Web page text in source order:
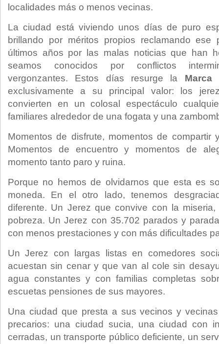
localidades más o menos vecinas.
La ciudad está viviendo unos días de puro
brillando por méritos propios reclamando ese
últimos años por las malas noticias que han
seamos conocidos por conflictos
vergonzantes. Estos días resurge la Marca
exclusivamente a su principal valor: los
convierten en un colosal espectáculo
familiares alrededor de una fogata y una
Momentos de disfrute, momentos de compartir
Momentos de encuentro y momentos de
momento tanto paro y ruina.
Porque no hemos de olvidarnos que esta es
moneda. En el otro lado, tenemos
diferente. Un Jerez que convive con la
pobreza. Un Jerez con 35.702 parados y
con menos prestaciones y con más dificultades
Un Jerez con largas listas en comedores
acuestan sin cenar y que van al cole sin
agua constantes y con familias completas
escuetas pensiones de sus mayores.
Una ciudad que presta a sus vecinos y
precarios: una ciudad sucia, una ciudad con
cerradas, un transporte público deficiente, un